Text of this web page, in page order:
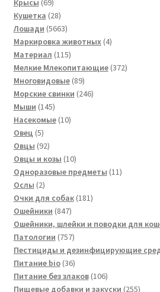
Крысы 69
товаров
Кушетка 2828
товаров
Лошади 56635663
товара
Маркировка животных 44
Материал 115115
товаров
Мелкие Млекопитающие 372372
Многовидовые 8989
товаров
Морские свинки 246246
Мыши 145145
товаров
Насекомые 1010
Овец 55
товаров
Овцы 9292
товара
Овцы и козы 1010
товаров
Одноразовые предметы 1111
Ослы 22
товара
Очки для собак 181181
Ошейники 847847
товаров
Ошейники, шлейки и поводки для
Патологии 757757
товаров
Пестициды и дезинфицирующие
Питание bio 3636
товаров
Питание без злаков 106106
товаров
Пищевые добавки и закуски 255255